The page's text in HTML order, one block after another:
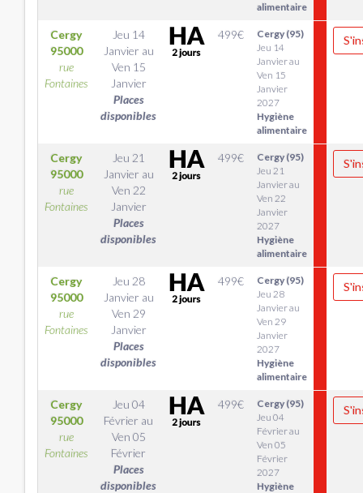
alimentaire
Cergy
95000
rue
Fontaines
Jeu 14
Janvier au
Ven 15
Janvier
Places
disponibles
499€
Cergy (95)
Jeu 14
Janvier au
Ven 15
Janvier
2027
Hygiène
alimentaire
Cergy
95000
rue
Fontaines
Jeu 21
Janvier au
Ven 22
Janvier
Places
disponibles
499€
Cergy (95)
Jeu 21
Janvier au
Ven 22
Janvier
2027
Hygiène
alimentaire
Cergy
95000
rue
Fontaines
Jeu 28
Janvier au
Ven 29
Janvier
Places
disponibles
499€
Cergy (95)
Jeu 28
Janvier au
Ven 29
Janvier
2027
Hygiène
alimentaire
Cergy
95000
rue
Fontaines
Jeu 04
Février au
Ven 05
Février
Places
disponibles
499€
Cergy (95)
Jeu 04
Février au
Ven 05
Février
2027
Hygiène